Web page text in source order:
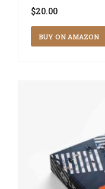
$20.00
BUY ON AMAZON